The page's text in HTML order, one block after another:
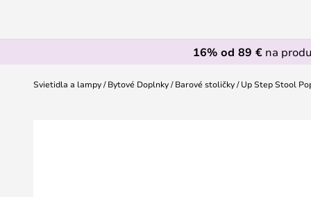
16% od 89 €na
Svietidla a lampy Bytové Doplnky Barové stoličky Up Step Stool